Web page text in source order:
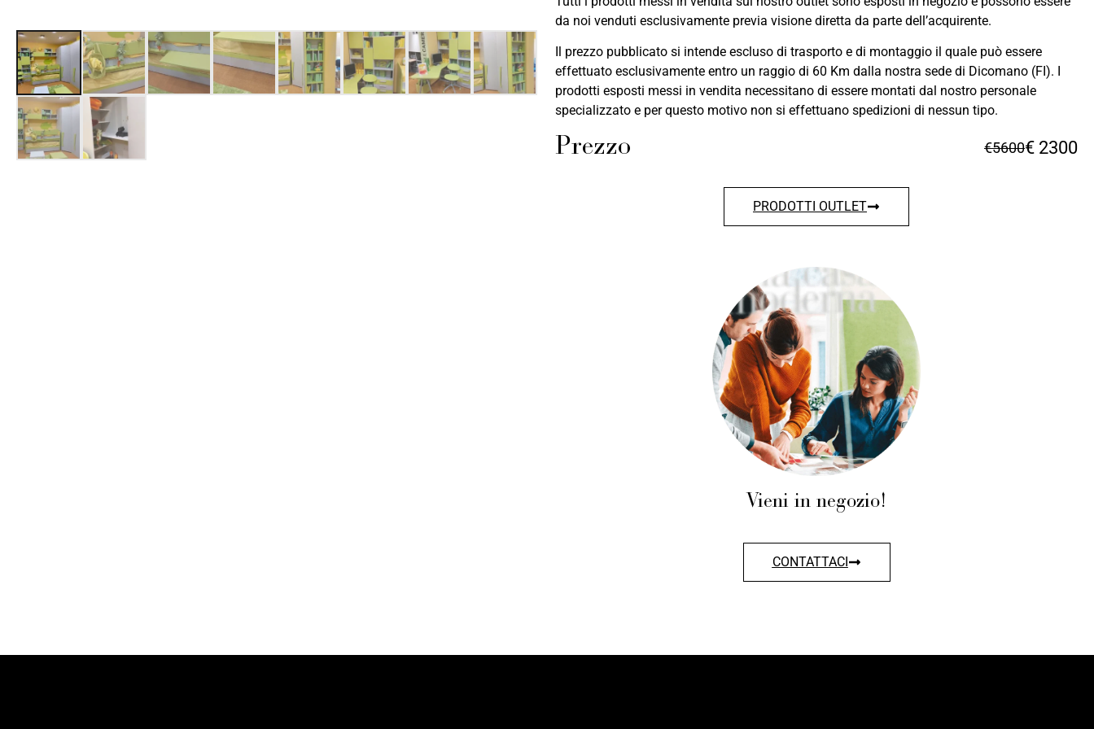
da noi venduti esclusivamente previa visione diretta da parte dell’acquirente.
Il prezzo pubblicato si intende escluso di trasporto e di montaggio il quale può essere
effettuato esclusivamente entro un raggio di 60 Km dalla nostra sede di Dicomano (FI). I
prodotti esposti messi in vendita necessitano di essere montati dal nostro personale
specializzato e per questo motivo non si effettuano spedizioni di nessun tipo.
Prezzo €5600€ 2300
PRODOTTI OUTLET
Vieni in negozio!
CONTATTACI